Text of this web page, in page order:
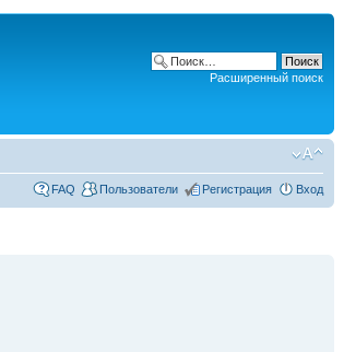
Расширенный поиск
FAQ Пользователи Регистрация Вход